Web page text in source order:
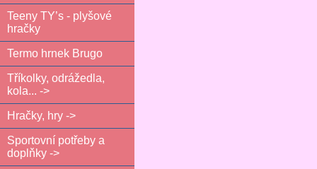
Teeny TY’s - plyšové
hračky
Termo hrnek Brugo
Tříkolky, odrážedla,
kola... ->
Hračky, hry ->
Sportovní potřeby a
doplňky ->